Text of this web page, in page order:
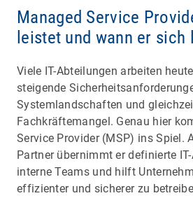
Managed Service
leistet und wann er sich
Viele IT-Abteilungen arbeiten
steigende
Systemlandschaften und
Fachkräftemangel. Genau hier
Service Provider (MSP) ins Spiel.
Partner übernimmt er definierte
interne Teams und hilft
effizienter und sicherer zu